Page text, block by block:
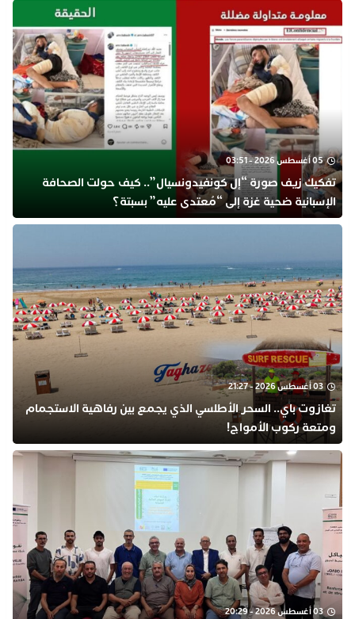
05 أغسطس 2026 - 03:51
تفكيك زيف صورة “إل كونفيدونسيال”.. كيف حولت الصحافة
الإسبانية ضحية غزة إلى “مُعتدى عليه” بسبتة؟
03 أغسطس 2026 - 21:27
تغازوت باي.. السحر الأطلسي الذي يجمع بين رفاهية الاستجمام
ومتعة ركوب الأمواج!
03 أغسطس 2026 - 20:29